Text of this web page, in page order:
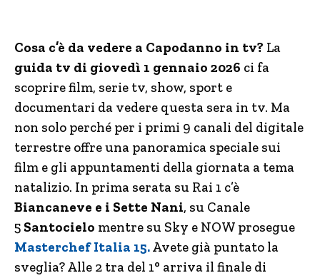
Cosa c’è da vedere a Capodanno in tv? La
guida tv di giovedì 1 gennaio 2026 ci fa
scoprire film, serie tv, show, sport e
documentari da vedere questa sera in tv. Ma
non solo perché per i primi 9 canali del digitale
terrestre offre una panoramica speciale sui
film e gli appuntamenti della giornata a tema
natalizio. In prima serata su Rai 1 c’è
Biancaneve e i Sette Nani, su Canale
5 Santocielo mentre su Sky e NOW prosegue
Masterchef Italia 15.Avete già puntato la
sveglia? Alle 2 tra del 1° arriva il finale di